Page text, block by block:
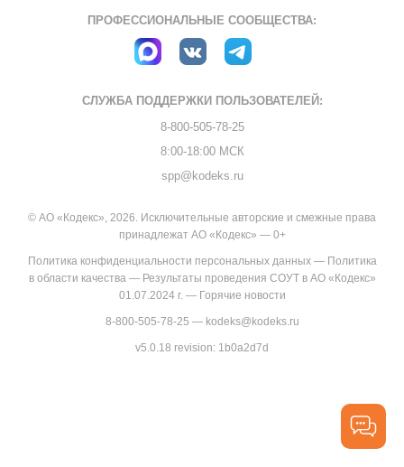
ПРОФЕССИОНАЛЬНЫЕ СООБЩЕСТВА:
СЛУЖБА ПОДДЕРЖКИ ПОЛЬЗОВАТЕЛЕЙ:
8-800-505-78-25
8:00-18:00 МСК
spp@kodeks.ru
© АО «Кодекс», 2026. Исключительные авторские и смежные права
принадлежат АО «Кодекс» — 0+
Политика конфиденциальности персональных данных— Политика
в области качества— Результаты проведения СОУТ в АО «Кодекс»
01.07.2024 г.— Горячие новости
8-800-505-78-25 — kodeks@kodeks.ru
v5.0.18 revision: 1b0a2d7d